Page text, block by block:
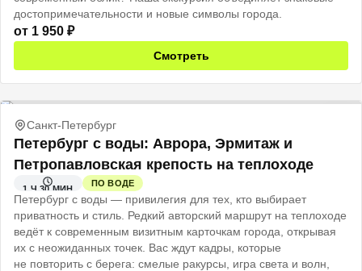
достопримечательности и новые символы города.
от 1 950 ₽
Смотреть
Санкт-Петербург
Петербург с воды: Аврора, Эрмитаж и
Петропавловская крепость на теплоходе
1 Ч 30 МИН
ПО ВОДЕ
Петербург с воды — привилегия для тех, кто выбирает
приватность и стиль. Редкий авторский маршрут на теплоходе
ведёт к современным визитным карточкам города, открывая
их с неожиданных точек. Вас ждут кадры, которые
не повторить с берега: смелые ракурсы, игра света и волн,